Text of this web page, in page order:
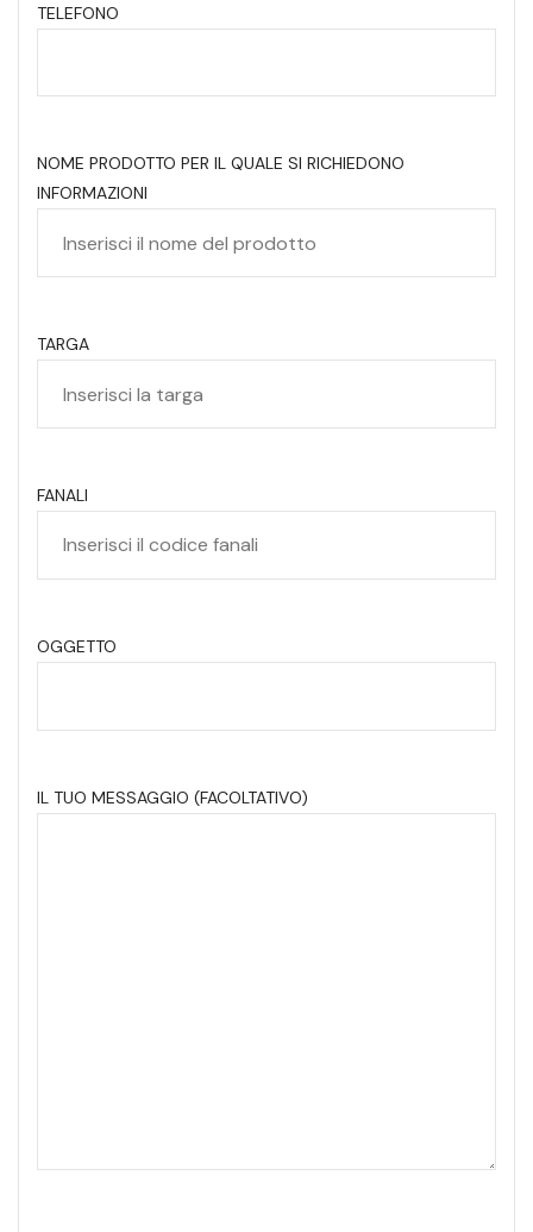
TELEFONO
NOME PRODOTTO PER IL QUALE SI RICHIEDONO
INFORMAZIONI
TARGA
FANALI
OGGETTO
IL TUO MESSAGGIO (FACOLTATIVO)